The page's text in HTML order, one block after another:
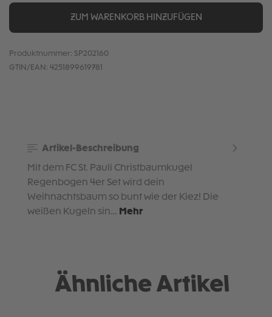
ZUM WARENKORB HINZUFÜGEN
Produktnummer: SP202160
GTIN/EAN: 4251899619781
Artikel-Beschreibung
Mit dem FC St. Pauli Christbaumkugel
Regenbogen 4er Set wird dein
Weihnachtsbaum so bunt wie der Kiez! Die
weißen Kugeln sin… Mehr
Ähnliche Artikel